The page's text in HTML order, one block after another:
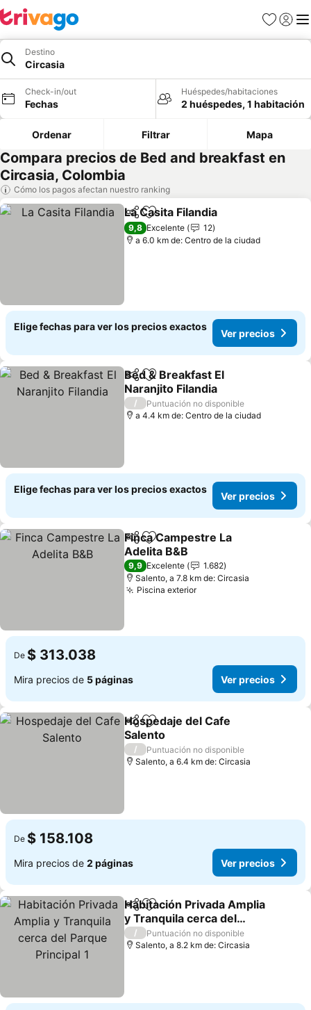
Favoritos
Iniciar
Destino
Circasia
Check-in/out
Fechas
Huéspedes/habitaciones
2 huéspedes, 1 habitación
Ordenar Filtrar Mapa
Compara precios de Bed and breakfast en
Circasia, Colombia
Cómo los pagos afectan nuestro ranking
CompartirAgregar a favoritos
La Casita Filandia
9,8 Excelente
12
a 6.0 km de: Centro de la ciudad
Elige fechas para ver los precios exactos
Ver precios
CompartirAgregar a favoritos
Bed & Breakfast El
Naranjito Filandia
Ver precios
/
Puntuación no disponible
a 4.4 km de: Centro de la ciudad
Elige fechas para ver los precios exactos
Ver precios
CompartirAgregar a favoritos
Finca Campestre La
Adelita B&B
Ver precios
9,9 Excelente
1.682
Salento, a 7.8 km de: Circasia
Piscina exteriorVer precios
De $ 313.038
Mira precios de 5 páginas Ver precios
CompartirAgregar a favoritos
Hospedaje del Cafe
Salento
Ver precios
/
Puntuación no disponible
Salento, a 6.4 km de: Circasia
De $ 158.108
Mira precios de 2 páginas Ver precios
CompartirAgregar a favoritos
Habitación Privada Amplia
y Tranquila cerca del
Parque Principal 1
Ver precios
/
Puntuación no disponible
Salento, a 8.2 km de: Circasia